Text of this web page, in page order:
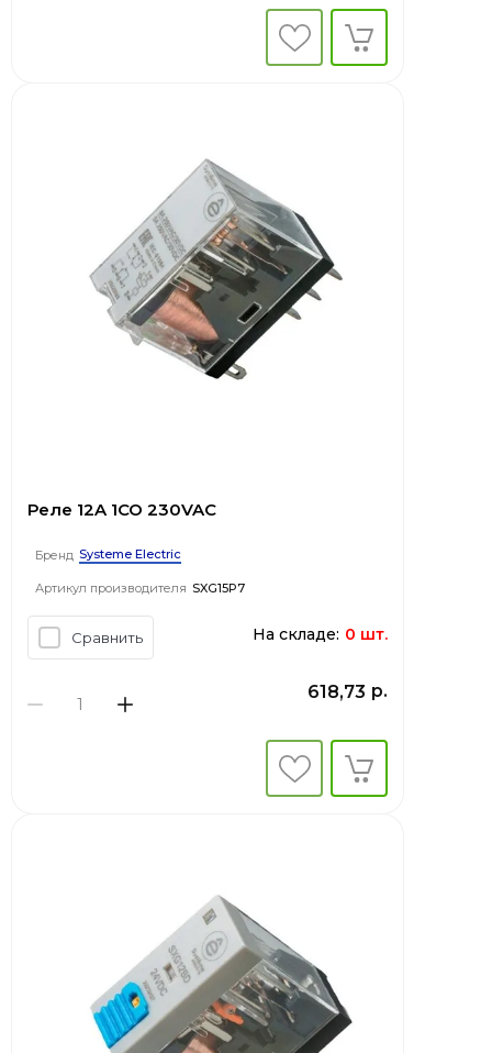
Реле 12A 1CO 230VAC
Бренд Systeme Electric
Артикул производителя SXG15P7
Сравнить На складе: 0 шт.
618,73 р.